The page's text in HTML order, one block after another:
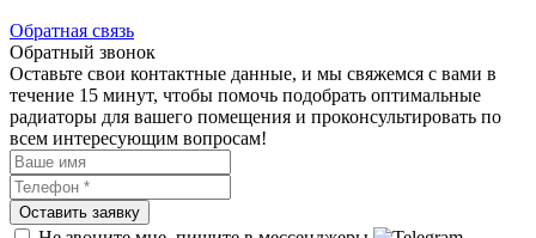
Обратная связь
Обратный звонок
Оставьте свои контактные данные, и мы свяжемся с вами в
течение 15 минут, чтобы помочь подобрать оптимальные
радиаторы для вашего помещения и проконсультировать по
всем интересующим вопросам!